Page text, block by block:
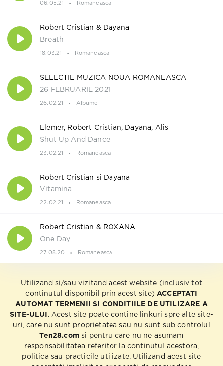
06.05.21 Romaneasca
Robert Cristian & Dayana
Breath
18.03.21 Romaneasca
SELECTIE MUZICA NOUA ROMANEASCA
26 FEBRUARIE 2021
26.02.21 Albume
Elemer, Robert Cristian, Dayana, Alis
Shut Up And Dance
23.02.21 Romaneasca
Robert Cristian si Dayana
Vitamina
22.02.21 Romaneasca
Robert Cristian & ROXANA
One Day
27.08.20 Romaneasca
Utilizand si/sau vizitand acest website (inclusiv tot
continutul disponibil prin acest site) ACCEPTATI
AUTOMAT TERMENII SI CONDITIILE DE UTILIZARE A
SITE-ULUI
. Acest site poate contine linkuri spre alte site-
uri, care nu sunt proprietatea sau nu sunt sub controlul
Ten28.comsi pentru care nu ne asumam
responsabilitatea referitor la continutul acestora,
politica sau practicile utilizate. Utilizand acest site